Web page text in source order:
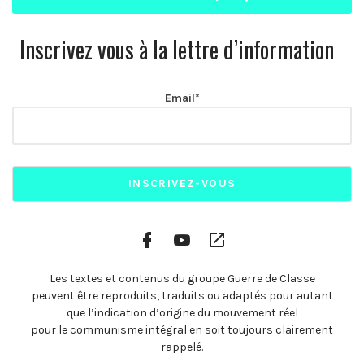
Inscrivez vous à la lettre d’information
Email*
Facebook
Profile
YouTube
Channel
Les textes et contenus du groupe Guerre de Classe
peuvent être reproduits, traduits ou adaptés pour autant
que l’indication d’origine du mouvement réel
pour le communisme intégral en soit toujours clairement
rappelé.